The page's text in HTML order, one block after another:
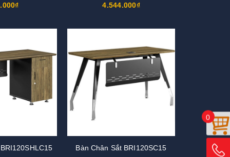
4.544.000₫
Bàn Chân Sắt BRI120SC15
0